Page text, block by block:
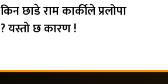
किन छाडे राम कार्कीले प्रलोपा
? यस्तो छ कारण !